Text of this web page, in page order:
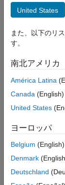
ON THIS PAGE
Syntax
Examples
Input Arguments
Version History
See Also
Syntax
Description
example
collapse all
United States
また、以下のリ
す。
南北アメリカ
América Latina
Canada (English)
United States
ヨーロッパ
Belgium (English)
Denmark
Deutschland